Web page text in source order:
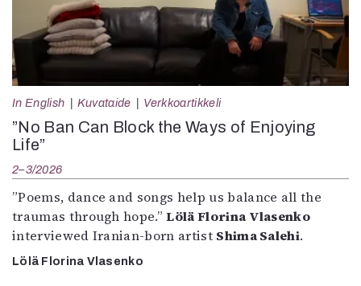
In English Kuvataide Verkkoartikkeli
”No Ban Can Block the Ways of Enjoying
Life”
2–3/2026
”Poems, dance and songs help us balance all the
traumas through hope.”Lölä Florina Vlasenko
interviewed Iranian-born artist Shima Salehi.
Lölä Florina Vlasenko